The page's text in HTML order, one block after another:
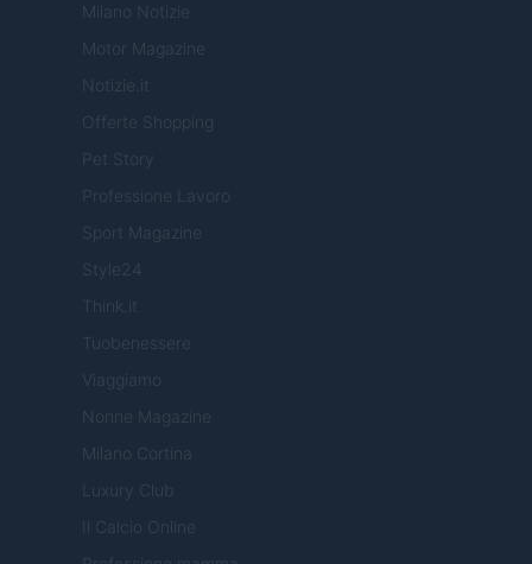
Milano Notizie
Motor Magazine
Notizie.it
Offerte Shopping
Pet Story
Professione Lavoro
Sport Magazine
Style24
Think.it
Tuobenessere
Viaggiamo
Nonne Magazine
Milano Cortina
Luxury Club
Il Calcio Online